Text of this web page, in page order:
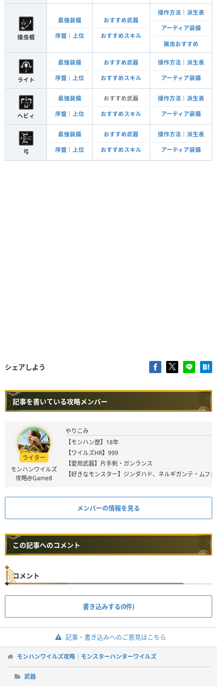
操虫棍
最強装備
序盤 上位
おすすめ武器
おすすめスキル
操作方法 派生表
アーティア装備
猟虫おすすめ
ライト
最強装備
序盤 上位
おすすめ武器
おすすめスキル
操作方法 派生表
アーティア装備
ヘビィ
最強装備
序盤 上位
おすすめ武器
おすすめスキル
操作方法 派生表
アーティア装備
弓
最強装備
序盤 上位
おすすめ武器
おすすめスキル
操作方法 派生表
アーティア装備
シェアしよう
記事を書いている攻略メンバー
ライター
モンハンワイルズ
攻略@Game8
やりこみ
【モンハン歴】18年
【ワイルズHR】999
【愛用武器】片手剣・ガンランス
【好きなモンスター】ジンダハド、ネルギガンテ・ムフ
メンバーの情報を見る
この記事へのコメント
コメント
書き込みする(0件)
記事・書き込みへのご意見はこちら
モンハンワイルズ攻略｜モンスターハンターワイルズ
武器